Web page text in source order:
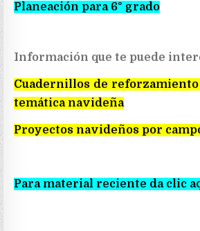
Planeación para 6° grado
Información que te puede
Cuadernillos de
temática navideña
Proyectos navideños por
Para material reciente da clic